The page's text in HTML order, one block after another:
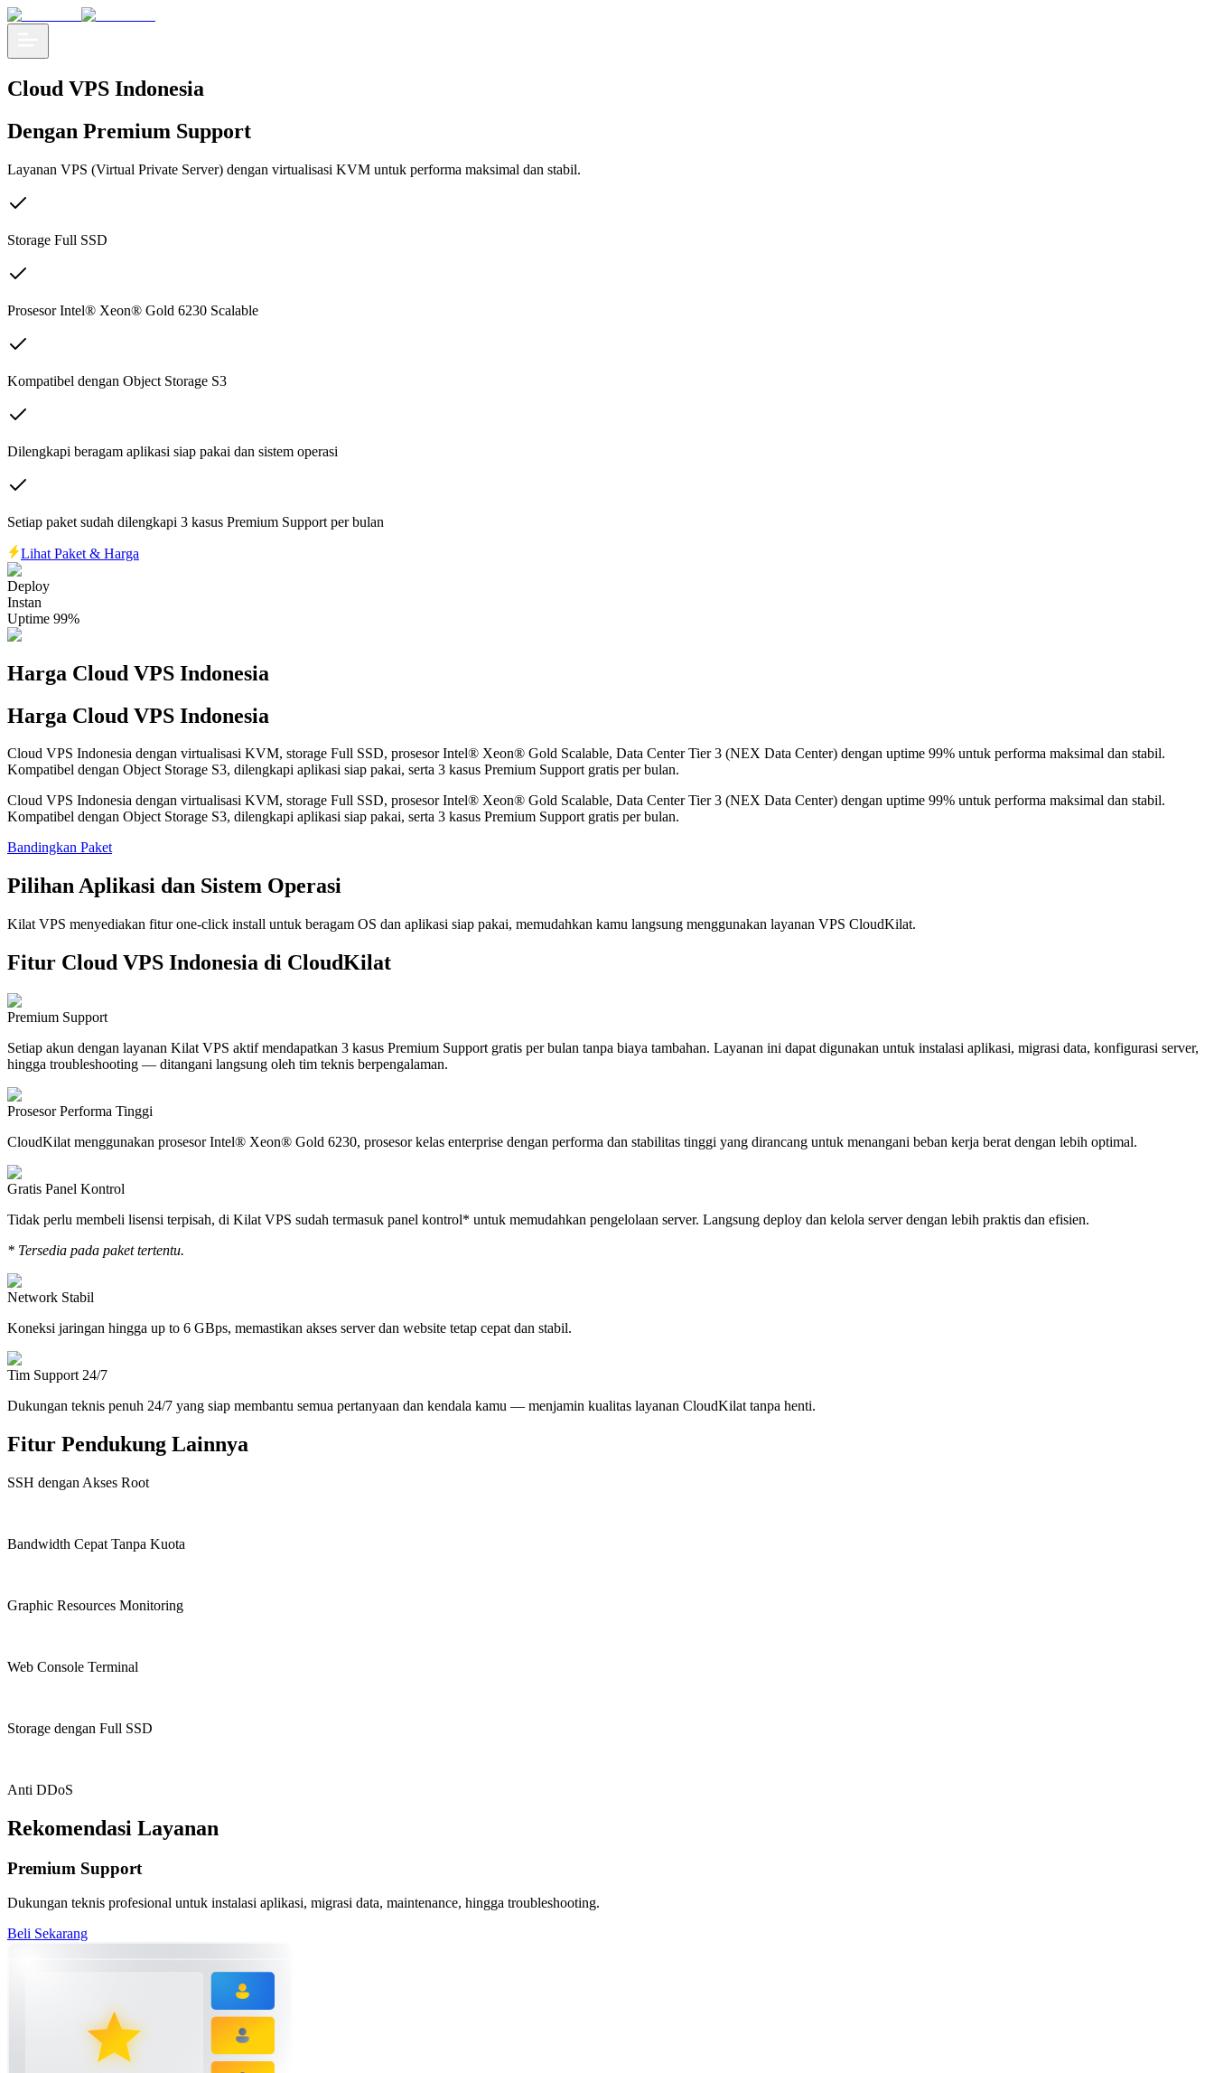
Cloud VPS Indonesia
Dengan Premium Support
Layanan VPS (Virtual Private Server) dengan virtualisasi KVM untuk performa maksimal dan stabil.
Storage Full SSD
Prosesor Intel® Xeon® Gold 6230 Scalable
Kompatibel dengan Object Storage S3
Dilengkapi beragam aplikasi siap pakai dan sistem operasi
Setiap paket sudah dilengkapi 3 kasus Premium Support per bulan
Lihat Paket & Harga
Deploy
Instan
Uptime 99%
Harga Cloud VPS Indonesia
Harga Cloud VPS Indonesia
Cloud VPS Indonesia dengan virtualisasi KVM, storage Full SSD, prosesor Intel® Xeon® Gold Scalable, Data Center Tier 3 (NEX Data Center) dengan uptime 99% untuk performa maksimal dan stabil.
Kompatibel dengan Object Storage S3, dilengkapi aplikasi siap pakai, serta 3 kasus Premium Support gratis per bulan.
Cloud VPS Indonesia dengan virtualisasi KVM, storage Full SSD, prosesor Intel® Xeon® Gold Scalable, Data Center Tier 3 (NEX Data Center) dengan uptime 99% untuk performa maksimal dan stabil.
Kompatibel dengan Object Storage S3, dilengkapi aplikasi siap pakai, serta 3 kasus Premium Support gratis per bulan.
Bandingkan Paket
Pilihan Aplikasi dan Sistem Operasi
Kilat VPS menyediakan fitur one-click install untuk beragam OS dan aplikasi siap pakai, memudahkan kamu langsung menggunakan layanan VPS CloudKilat.
Fitur Cloud VPS Indonesia di CloudKilat
Premium Support
Setiap akun dengan layanan Kilat VPS aktif mendapatkan 3 kasus Premium Support gratis per bulan tanpa biaya tambahan. Layanan ini dapat digunakan untuk instalasi aplikasi, migrasi data, konfigurasi server,
hingga troubleshooting — ditangani langsung oleh tim teknis berpengalaman.
Prosesor Performa Tinggi
CloudKilat menggunakan prosesor Intel® Xeon® Gold 6230, prosesor kelas enterprise dengan performa dan stabilitas tinggi yang dirancang untuk menangani beban kerja berat dengan lebih optimal.
Gratis Panel Kontrol
Tidak perlu membeli lisensi terpisah, di Kilat VPS sudah termasuk panel kontrol* untuk memudahkan pengelolaan server. Langsung deploy dan kelola server dengan lebih praktis dan efisien.
* Tersedia pada paket tertentu.
Network Stabil
Koneksi jaringan hingga up to 6 GBps, memastikan akses server dan website tetap cepat dan stabil.
Tim Support 24/7
Dukungan teknis penuh 24/7 yang siap membantu semua pertanyaan dan kendala kamu — menjamin kualitas layanan CloudKilat tanpa henti.
Fitur Pendukung Lainnya
SSH dengan Akses Root
Bandwidth Cepat Tanpa Kuota
Graphic Resources Monitoring
Web Console Terminal
Storage dengan Full SSD
Anti DDoS
Rekomendasi Layanan
Premium Support
Dukungan teknis profesional untuk instalasi aplikasi, migrasi data, maintenance, hingga troubleshooting.
Beli Sekarang